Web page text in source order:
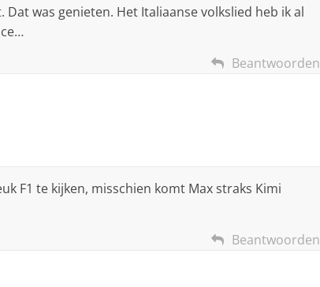
was genieten. Het Italiaanse volkslied heb ik al
Beantwoorden
F1 te kijken, misschien komt Max straks Kimi
Beantwoorden